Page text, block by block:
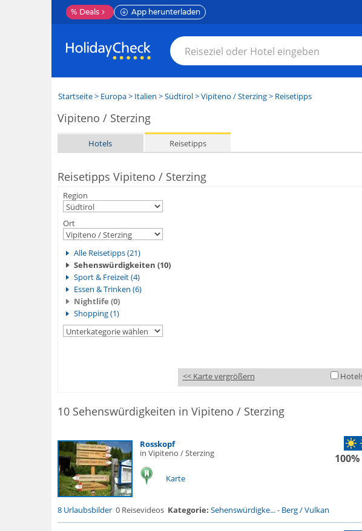
% Deals App herunterladen
Startseite> Europa> Italien >Südtirol>Vipiteno / Sterzing> Reisetipps
Vipiteno / Sterzing
Hotels Reisetipps
Reisetipps Vipiteno / Sterzing
Region
Ort
Alle Reisetipps (21)
Sehenswürdigkeiten (10)
Sport & Freizeit (4)
Essen & Trinken (6)
Nightlife (0)
Shopping (1)
<< Karte vergrößern
10 Sehenswürdigkeiten in Vipiteno / Sterzing
Rosskopf
in Vipiteno / Sterzing
Karte
8 Urlaubsbilder 0 Reisevideos Kategorie: Sehenswürdigke...- Berg / Vulkan